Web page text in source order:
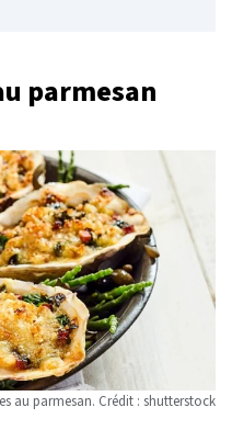
parmesan
au parmesan. Crédit : shutterstock